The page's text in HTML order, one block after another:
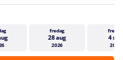
fredag
28 aug
2026
fredag
4 sep
2026